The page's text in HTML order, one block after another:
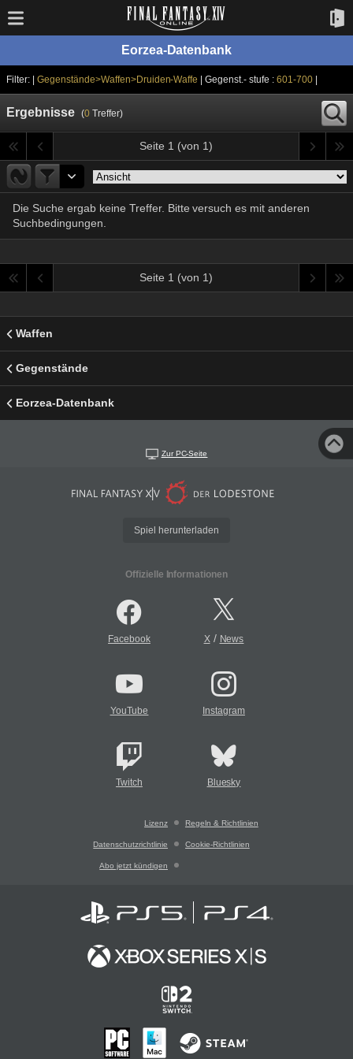
Eorzea-Datenbank
Filter: | Gegenstände>Waffen>Druiden-Waffe | Gegenst.- stufe :601-700|
Ergebnisse (0Treffer)
Seite 1 (von 1)
Die Suche ergab keine Treffer. Bitte versuch es mit anderen
Suchbedingungen.
Seite 1 (von 1)
Waffen
Gegenstände
Eorzea-Datenbank
Zur PC-Seite
Spiel herunterladen
Offizielle Informationen
Facebook X/ News
YouTube Instagram
Twitch Bluesky
Lizenz Regeln & Richtlinien
Datenschutzrichtlinie Cookie-Richtlinien
Abo jetzt kündigen